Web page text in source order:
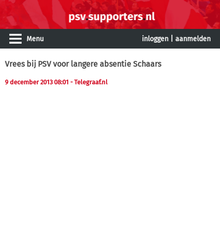
Menu inloggen aanmelden
Vrees bij PSV voor langere absentie Schaars
9 december 2013 08:01 - Telegraaf.nl